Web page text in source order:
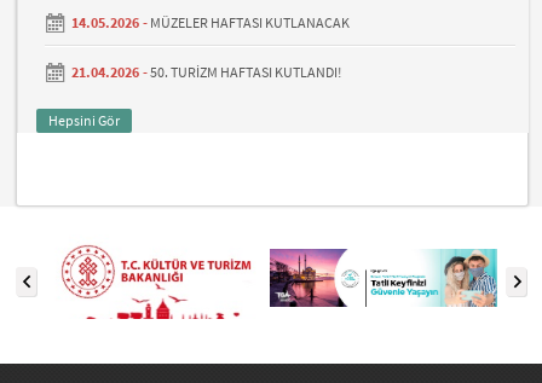
14.05.2026 - MÜZELER HAFTASI KUTLANACAK
21.04.2026 -50. TURİZM HAFTASI KUTLANDI!
Hepsini Gör